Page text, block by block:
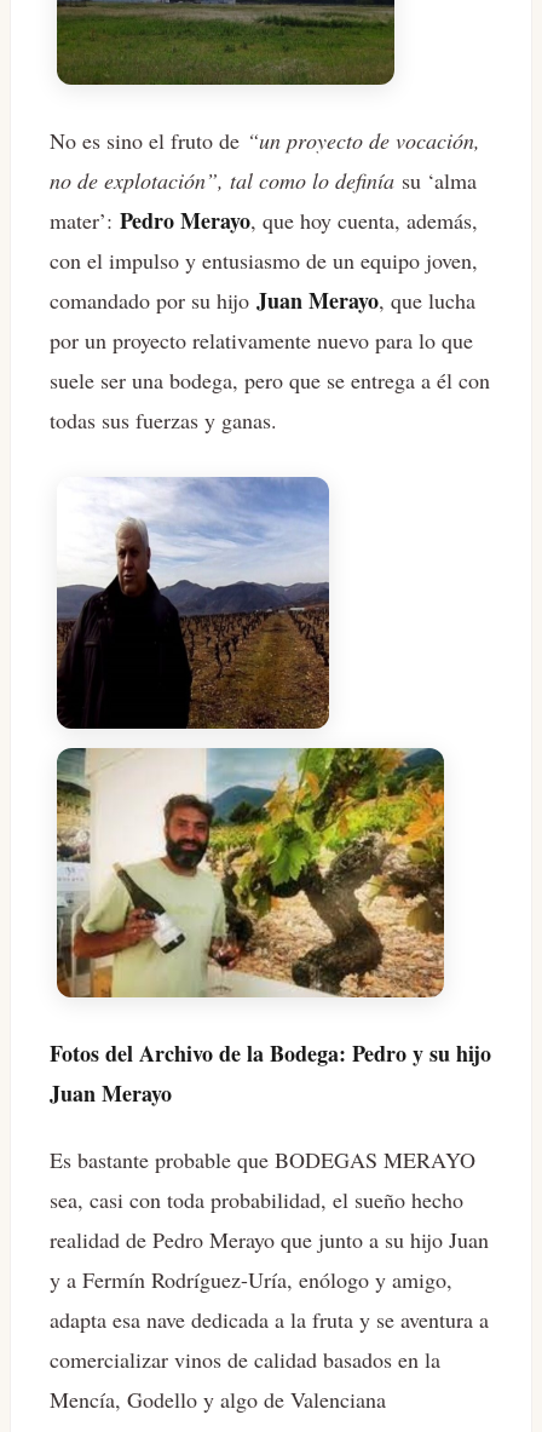
No es sino el fruto de “un proyecto de vocación,
no de explotación”, tal como lo definía su ‘alma
mater’: Pedro Merayo, que hoy cuenta, además,
con el impulso y entusiasmo de un equipo joven,
comandado por su hijo Juan Merayo, que lucha
por un proyecto relativamente nuevo para lo que
suele ser una bodega, pero que se entrega a él con
todas sus fuerzas y ganas.
Fotos del Archivo de la Bodega: Pedro y su hijo
Juan Merayo
Es bastante probable que BODEGAS MERAYO
sea, casi con toda probabilidad, el sueño hecho
realidad de Pedro Merayo que junto a su hijo Juan
y a Fermín Rodríguez-Uría, enólogo y amigo,
adapta esa nave dedicada a la fruta y se aventura a
comercializar vinos de calidad basados en la
Mencía, Godello y algo de Valenciana